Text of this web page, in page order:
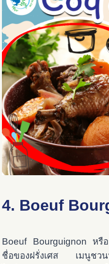
4. Boeuf
Boeuf Bourguignon หรื
ชื่อของฝรั่งเศส เมนูชวน